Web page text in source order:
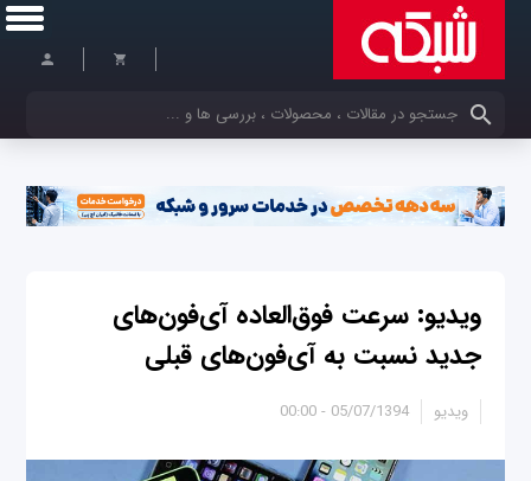
کلمات کلیدی خود را وارد کنید
ویدیو: سرعت فوق‌العاده آی‌فون‌های
جدید نسبت به آی‌فون‌های قبلی
05/07/1394 - 00:00 ویدیو